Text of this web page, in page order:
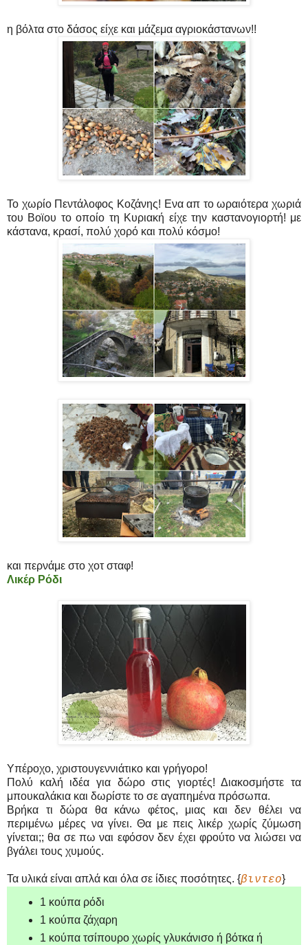
η βόλτα στο δάσος είχε και μάζεμα αγριοκάστανων!!
Το χωρίο Πεντάλοφος Κοζάνης! Ενα απ το ωραιότερα χωριά
του Βοϊου το οποίο τη Κυριακή είχε την καστανογιορτή! με
κάστανα, κρασί, πολύ χορό και πολύ κόσμο!
και περνάμε στο χοτ σταφ!
Λικέρ Ρόδι
Υπέροχο, χριστουγεννιάτικο και γρήγορο!
Πολύ καλή ιδέα για δώρο στις γιορτές! Διακοσμήστε τα
μπουκαλάκια και δωρίστε το σε αγαπημένα πρόσωπα.
Βρήκα τι δώρα θα κάνω φέτος, μιας και δεν θέλει να
περιμένω μέρες να γίνει. Θα με πεις λικέρ χωρίς ζύμωση
γίνεται;; θα σε πω ναι εφόσον δεν έχει φρούτο να λιώσει να
βγάλει τους χυμούς.
Τα υλικά είναι απλά και όλα σε ίδιες ποσότητες. {βιντεο}
1 κούπα ρόδι
1 κούπα ζάχαρη
1 κούπα τσίπουρο χωρίς γλυκάνισο ή βότκα ή